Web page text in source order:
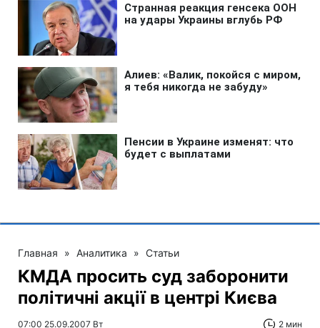
Главная » Аналитика » Статьи
КМДА просить суд заборонити
політичні акції в центрі Києва
07:00 25.09.2007 Вт 2 мин